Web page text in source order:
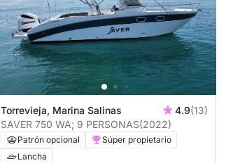
Torrevieja, Marina Salinas 4.9(13)
SAVER 750 WA; 9 PERSONAS(2022)
Patrón opcional
Súper propietario
Lancha